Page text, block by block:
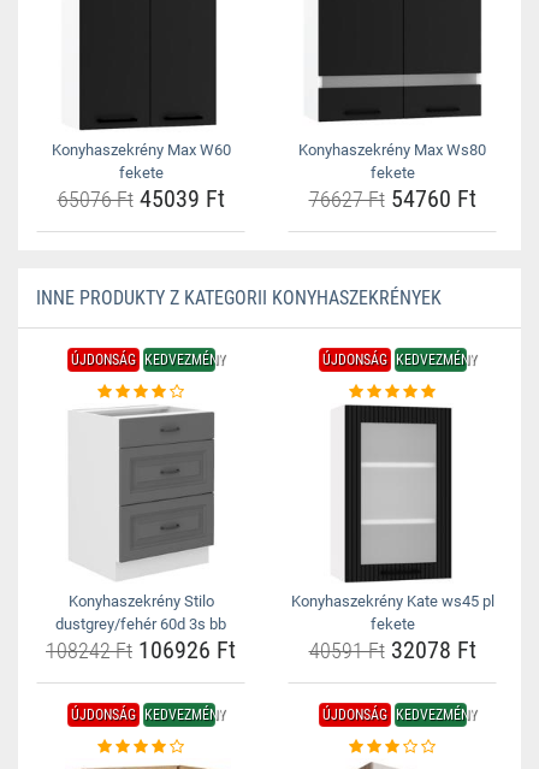
Konyhaszekrény Max W60
fekete
65076 Ft45039 Ft
Konyhaszekrény Max Ws80
fekete
76627 Ft54760 Ft
INNE PRODUKTY Z KATEGORII KONYHASZEKRÉNYEK
ÚJDONSÁG KEDVEZMÉNY
Konyhaszekrény Stilo
dustgrey/fehér 60d 3s bb
108242 Ft 106926 Ft
ÚJDONSÁG KEDVEZMÉNY
Konyhaszekrény Kate ws45 pl
fekete
40591 Ft32078 Ft
ÚJDONSÁG KEDVEZMÉNY ÚJDONSÁG KEDVEZMÉNY